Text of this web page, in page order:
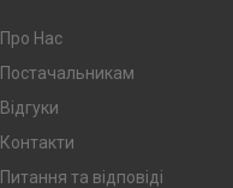
Про Нас
Постачальникам
Відгуки
Контакти
Питання та відповіді